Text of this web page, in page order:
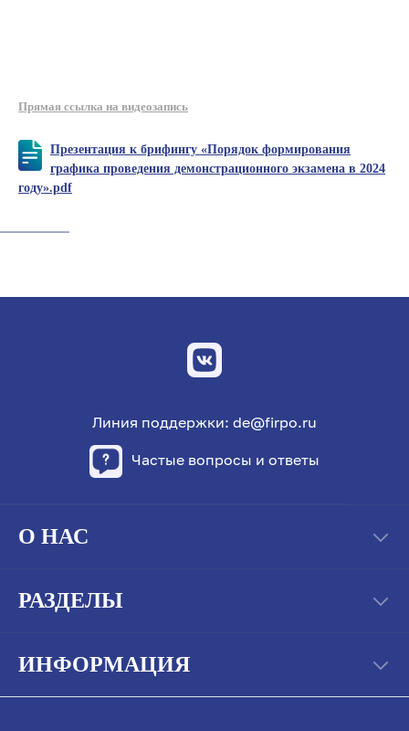
Прямая ссылка на видеозапись
Презентация к брифингу «Порядок формирования
графика проведения демонстрационного экзамена в 2024
году».pdf
Линия поддержки: de@firpo.ru
Частые вопросы и ответы
О НАС
РАЗДЕЛЫ
ИНФОРМАЦИЯ